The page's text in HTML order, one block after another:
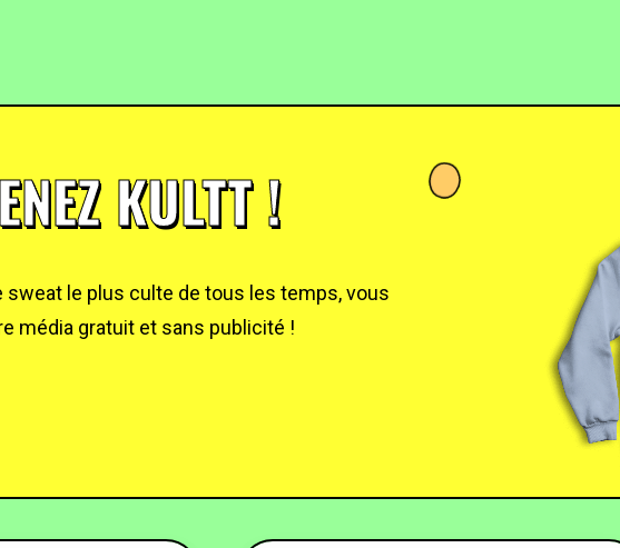
KULTT !
sweat le plus culte de tous les temps, vous
média gratuit et sans publicité !